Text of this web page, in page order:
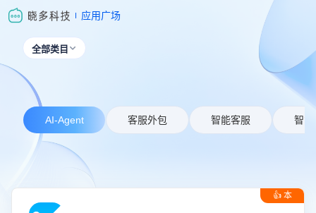
应用广场
全部类目 
AI-Agent 客服外包 智能客服 智能
👍 本